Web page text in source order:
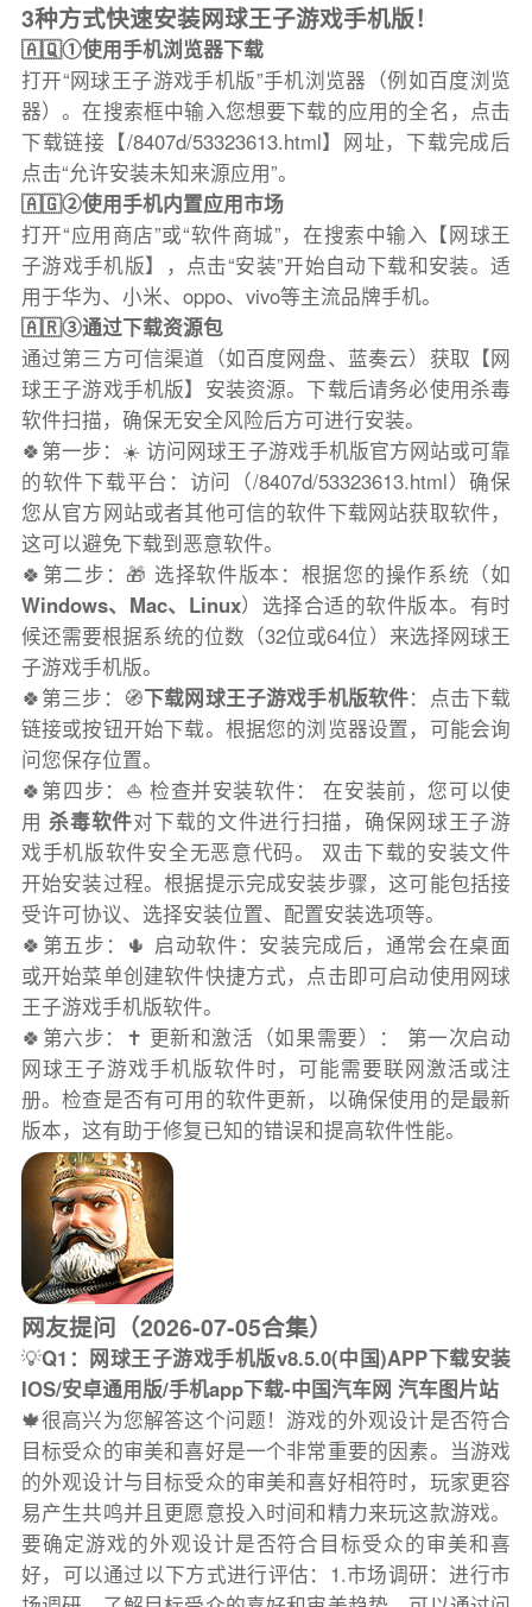
3种方式快速安装网球王子游戏手机版！
🇦🇶①使用手机浏览器下载
打开“网球王子游戏手机版”手机浏览器（例如百度浏览
器）。在搜索框中输入您想要下载的应用的全名，点击
下载链接【/8407d/53323613.html】网址，下载完成后
点击“允许安装未知来源应用”。
🇦🇬②使用手机内置应用市场
打开“应用商店”或“软件商城”，在搜索中输入【网球王
子游戏手机版】，点击“安装”开始自动下载和安装。适
用于华为、小米、oppo、vivo等主流品牌手机。
🇦🇷③通过下载资源包
通过第三方可信渠道（如百度网盘、蓝奏云）获取【网
球王子游戏手机版】安装资源。下载后请务必使用杀毒
软件扫描，确保无安全风险后方可进行安装。
🍀第一步：☀️ 访问网球王子游戏手机版官方网站或可靠
的软件下载平台：访问（/8407d/53323613.html）确保
您从官方网站或者其他可信的软件下载网站获取软件，
这可以避免下载到恶意软件。
🍀第二步：🎁 选择软件版本：根据您的操作系统（如
Windows、Mac、Linux）选择合适的软件版本。有时
候还需要根据系统的位数（32位或64位）来选择网球王
子游戏手机版。
🍀第三步：🧭下载网球王子游戏手机版软件：点击下载
链接或按钮开始下载。根据您的浏览器设置，可能会询
问您保存位置。
🍀第四步：⛵️ 检查并安装软件： 在安装前，您可以使
用杀毒软件对下载的文件进行扫描，确保网球王子游
戏手机版软件安全无恶意代码。 双击下载的安装文件
开始安装过程。根据提示完成安装步骤，这可能包括接
受许可协议、选择安装位置、配置安装选项等。
🍀第五步：🌵 启动软件：安装完成后，通常会在桌面
或开始菜单创建软件快捷方式，点击即可启动使用网球
王子游戏手机版软件。
🍀第六步：✝️ 更新和激活（如果需要）： 第一次启动
网球王子游戏手机版软件时，可能需要联网激活或注
册。检查是否有可用的软件更新，以确保使用的是最新
版本，这有助于修复已知的错误和提高软件性能。
网友提问（2026-07-05合集）
💡Q1：网球王子游戏手机版v8.5.0(中国)APP下载安装
IOS/安卓通用版/手机app下载-中国汽车网 汽车图片站
🍁很高兴为您解答这个问题！游戏的外观设计是否符合
目标受众的审美和喜好是一个非常重要的因素。当游戏
的外观设计与目标受众的审美和喜好相符时，玩家更容
易产生共鸣并且更愿意投入时间和精力来玩这款游戏。
要确定游戏的外观设计是否符合目标受众的审美和喜
好，可以通过以下方式进行评估：1.市场调研：进行市